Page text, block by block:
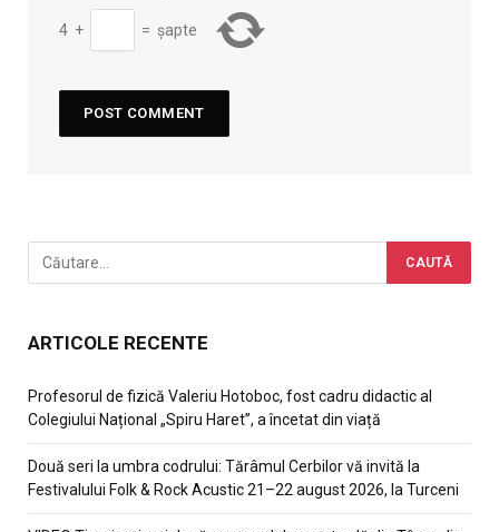
4 + = șapte
ARTICOLE RECENTE
Profesorul de fizică Valeriu Hotoboc, fost cadru didactic al
Colegiului Național „Spiru Haret”, a încetat din viață
Două seri la umbra codrului: Tărâmul Cerbilor vă invită la
Festivalului Folk & Rock Acustic 21–22 august 2026, la Turceni